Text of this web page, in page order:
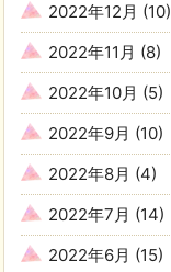
2022年12月 (10)
2022年11月 (8)
2022年10月 (5)
2022年9月 (10)
2022年8月 (4)
2022年7月 (14)
2022年6月 (15)